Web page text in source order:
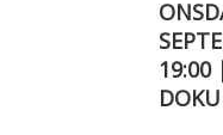
19:00